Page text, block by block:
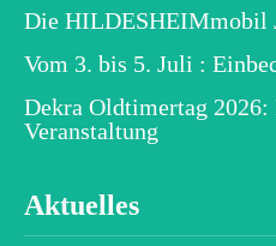
Die HILDESHEIMmobil
Vom 3. bis 5. Juli :
Dekra Oldtimertag 2026:
Veranstaltung
Aktuelles